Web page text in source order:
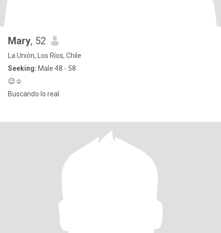
Mary, 52
La Unión, Los Ríos, Chile
Seeking: Male 48 - 58
😉☺️
Buscando lo real